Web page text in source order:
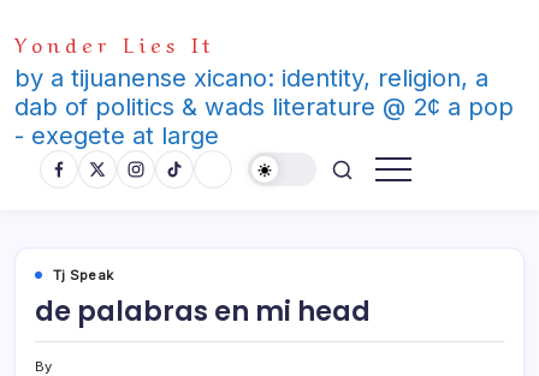
to
content
Yonder Lies It
by a tijuanense xicano: identity, religion, a
dab of politics & wads literature @ 2¢ a pop
- exegete at large
Tj Speak
de palabras en mi head
By